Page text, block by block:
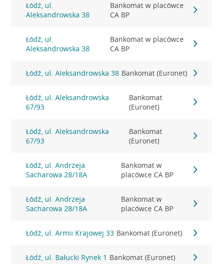
Łódź, ul.
Aleksandrowska 38
Bankomat w placówce
CA BP
Łódź, ul.
Aleksandrowska 38
Bankomat w placówce
CA BP
Łódź, ul. Aleksandrowska 38 Bankomat (Euronet)
Łódź, ul. Aleksandrowska
67/93
Bankomat
(Euronet)
Łódź, ul. Aleksandrowska
67/93
Bankomat
(Euronet)
Łódź, ul. Andrzeja
Sacharowa 28/18A
Bankomat w
placówce CA BP
Łódź, ul. Andrzeja
Sacharowa 28/18A
Bankomat w
placówce CA BP
Łódź, ul. Armii Krajowej 33 Bankomat (Euronet)
Łódź, ul. Bałucki Rynek 1 Bankomat (Euronet)